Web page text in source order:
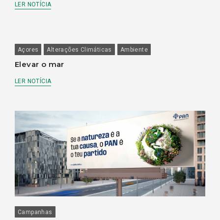
LER NOTÍCIA
Açores Alterações Climáticas Ambiente
Elevar o mar
LER NOTÍCIA
Campanhas